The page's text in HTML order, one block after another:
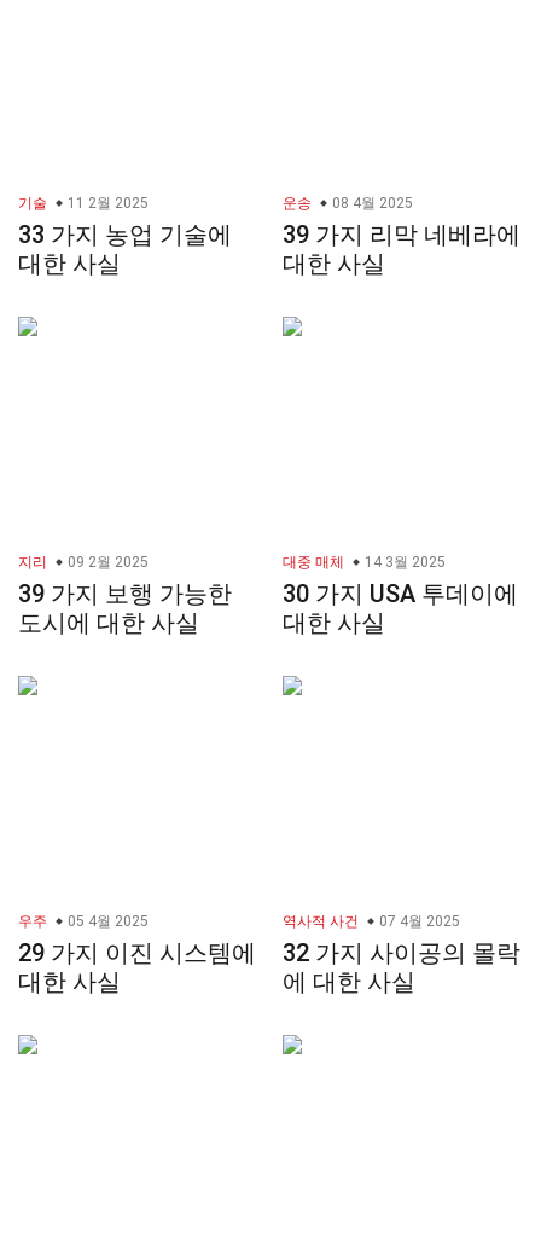
기술 11 2월 2025
33 가지 농업 기술에
대한 사실
운송 08 4월 2025
39 가지 리막 네베라에
대한 사실
지리 09 2월 2025
39 가지 보행 가능한
도시에 대한 사실
대중 매체 14 3월 2025
30 가지 USA 투데이에
대한 사실
우주 05 4월 2025
29 가지 이진 시스템에
대한 사실
역사적 사건 07 4월 2025
32 가지 사이공의 몰락
에 대한 사실